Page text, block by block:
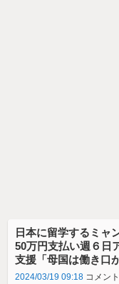
日本に留学するミャ
50万円支払い週６日
支援「母国は働き口
2024/03/19 09:18 コメン